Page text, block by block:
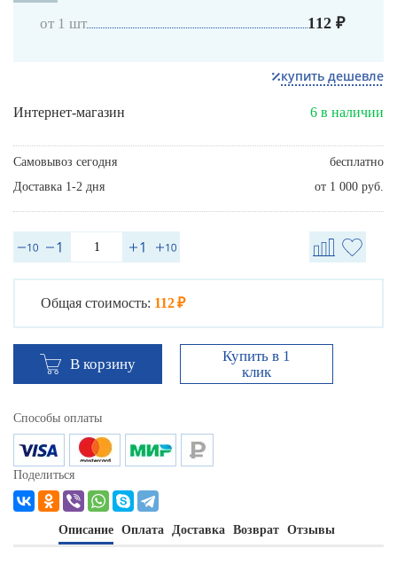
от 1 шт 112 ₽
купить дешевле
Интернет-магазин 6 в наличии
Самовывоз сегодня
бесплатно
Доставка 1-2 дня
от 1 000 руб.
Общая стоимость: 112 ₽
В корзину
Купить в 1
клик
Способы оплаты
Поделиться
Описание Оплата Доставка Возврат Отзывы